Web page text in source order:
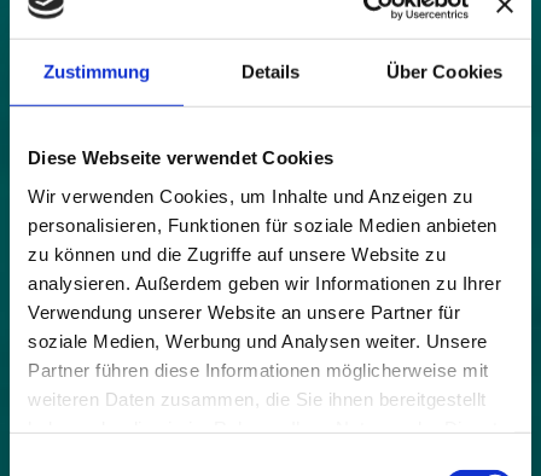
Zustimmung Details Über Cookies
Diese Webseite verwendet Cookies
Wir verwenden Cookies, um Inhalte und Anzeigen zu
personalisieren, Funktionen für soziale Medien anbieten
zu können und die Zugriffe auf unsere Website zu
analysieren. Außerdem geben wir Informationen zu Ihrer
Verwendung unserer Website an unsere Partner für
soziale Medien, Werbung und Analysen weiter. Unsere
Partner führen diese Informationen möglicherweise mit
weiteren Daten zusammen, die Sie ihnen bereitgestellt
jedes Pilotgebiet erarbeitet. Aufbauend auf diesen
Ergebnissen werden erste Pilotaktionen in den
Pilotgebieten experimentell umgesetzt.
Verbreitungs- und Sensibilisierungsaktivitäten wird
ein Schwerpunkt aufden Wissenstransfer, die
Bewusstseinsbildung und die
Richtlinienentwicklunggelegt. Zielgruppen dieser
Aktivitäten sind sowohl politische
Entscheidungsträger*innen und Behörden auf
lokaler und regionaler Ebene, als auch
Tourismusverbände, der Tourismussektor,
Infrastrukturabetreiber sowie die Bevölkerung.